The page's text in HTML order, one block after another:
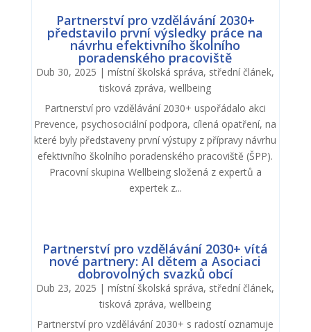
Partnerství pro vzdělávání 2030+
představilo první výsledky práce na
návrhu efektivního školního
poradenského pracoviště
Dub 30, 2025 |místní školská správa, střední článek,
tisková zpráva,wellbeing
Partnerství pro vzdělávání 2030+ uspořádalo akci
Prevence, psychosociální podpora, cílená opatření, na
které byly představeny první výstupy z přípravy návrhu
efektivního školního poradenského pracoviště (ŠPP).
Pracovní skupina Wellbeing složená z expertů a
expertek z...
Partnerství pro vzdělávání 2030+ vítá
nové partnery: AI dětem a Asociaci
dobrovolných svazků obcí
Dub 23, 2025 |místní školská správa, střední článek,
tisková zpráva,wellbeing
Partnerství pro vzdělávání 2030+ s radostí oznamuje